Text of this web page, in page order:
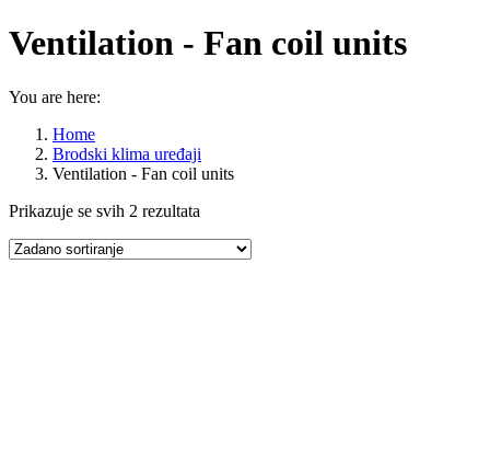
Ventilation - Fan coil units
You are here:
Home
Brodski klima uređaji
Ventilation - Fan coil units
Prikazuje se svih 2 rezultata